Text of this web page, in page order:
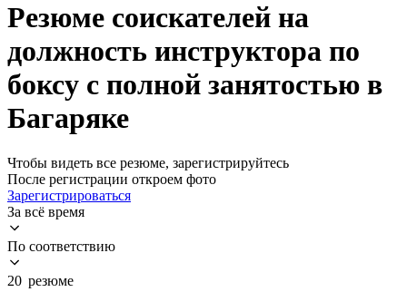
Резюме соискателей на
должность инструктора по
боксу с полной занятостью в
Багаряке
Чтобы видеть все резюме, зарегистрируйтесь
После регистрации откроем фото
Зарегистрироваться
За всё время
По соответствию
20 резюме